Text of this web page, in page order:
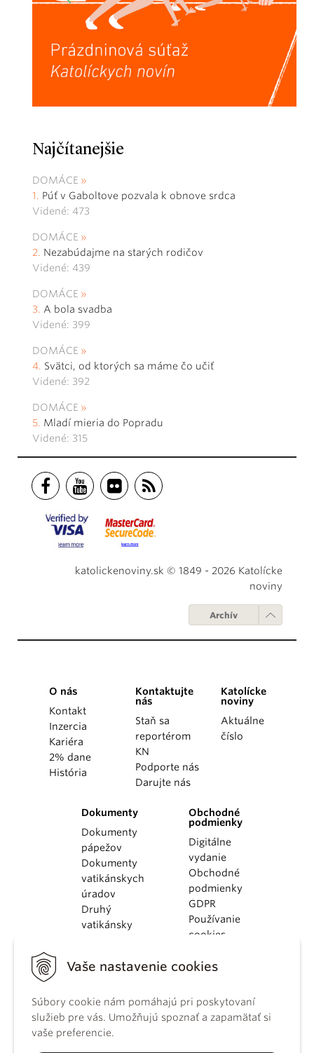
Vaše nastavenie cookies
Súbory cookie nám pomáhajú pri poskytovaní
služieb pre vás. Umožňujú spoznať a zapamätať si
vaše preferencie.
Najčítanejšie
DOMÁCE
Púť v Gaboltove pozvala k obnove srdca
Videné: 473
DOMÁCE
Nezabúdajme na starých rodičov
Videné: 439
DOMÁCE
A bola svadba
Videné: 399
DOMÁCE
Svätci, od ktorých sa máme čo učiť
Videné: 392
DOMÁCE
Mladí mieria do Popradu
Videné: 315
katolickenoviny.sk © 1849 - 2026 Katolícke
noviny
Archív
O nás
Kontakt
Inzercia
Kariéra
2% dane
História
Kontaktujte
nás
Staň sa
reportérom
KN
Podporte nás
Darujte nás
Katolícke
noviny
Aktuálne
číslo
Dokumenty
Dokumenty
pápežov
Dokumenty
vatikánskych
úradov
Druhý
vatikánsky
KBS
kánonického
práva
Katechizmus
Obchodné
podmienky
Digitálne
vydanie
Obchodné
podmienky
GDPR
Používanie
cookies